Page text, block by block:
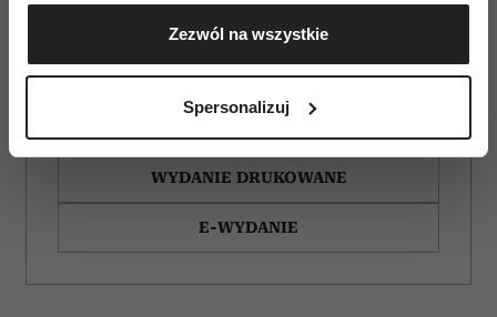
Gromadzić dane dotyczące Twojej lokalizacji
geograficznej z dokładnością nawet do kilku metrów
Identyfikować Twoje urządzenie, aktywnie
(fingerprinting, czyli wirtualny odcisk palca)
dane są przetwarzane oraz ustaw własne preferencje w
sekcji szczegółów. W Deklaracji plików cookie możesz
zmienić lub wycofać swoją zgodę w dowolnej chwili.
Wykorzystujemy pliki cookie do spersonalizowania treści
Zezwól na wszystkie
Spersonalizuj
ZAMÓW
WYDANIE DRUKOWANE
E-WYDANIE